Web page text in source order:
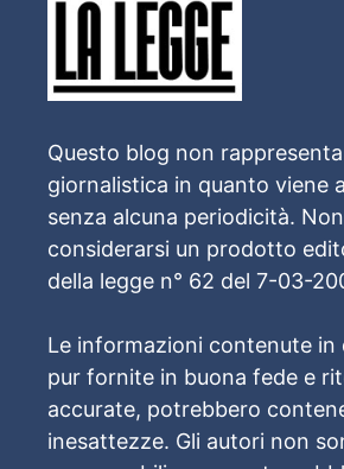
Questo blog non
giornalistica in quanto viene
senza alcuna periodicità.
considerarsi un prodotto
della legge n° 62 del 7-03-
Le informazioni contenute in
pur fornite in buona fede e
accurate, potrebbero
inesattezze. Gli autori non